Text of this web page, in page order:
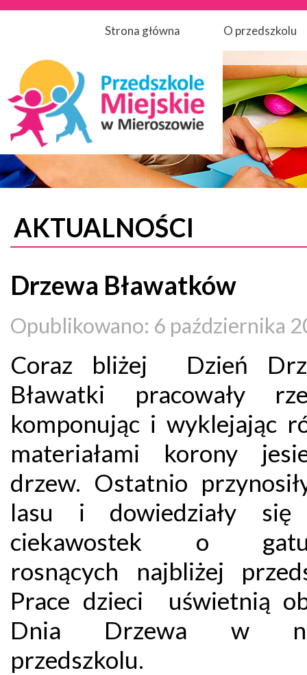
Strona główna O przedszkolu
AKTUALNOŚCI
Drzewa Bławatków
Opublikowano: 6 października
Coraz bliżej Dzień
Bławatki pracowały
komponując i wyklejając
materiałami korony
drzew. Ostatnio
lasu i dowiedziały się
ciekawostek o
rosnących najbliżej
Prace dzieci uświetnią
Dnia Drzewa w
przedszkolu.